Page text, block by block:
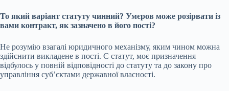
То який варіант статуту чинний? Умєров може розірвати із
вами контракт, як зазначено в його пості?
Не розумію взагалі юридичного механізму, яким чином можна
здійснити викладене в пості. Є статут, моє призначення
відбулось у повній відповідності до статуту та до закону про
управління субʼєктами державної власності.